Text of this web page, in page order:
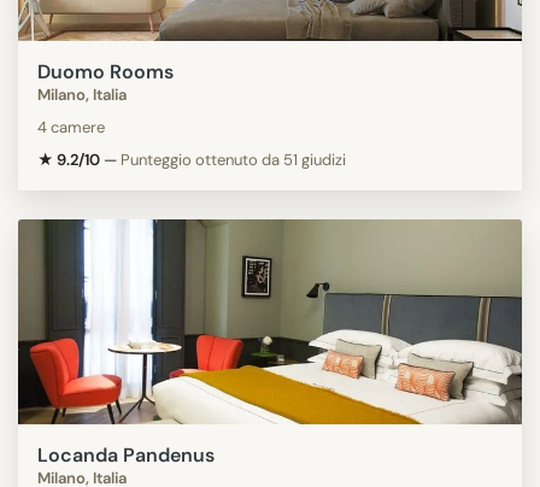
Duomo Rooms
Milano, Italia
4 camere
★ 9.2/10 — Punteggio ottenuto da 51 giudizi
Locanda Pandenus
Milano, Italia